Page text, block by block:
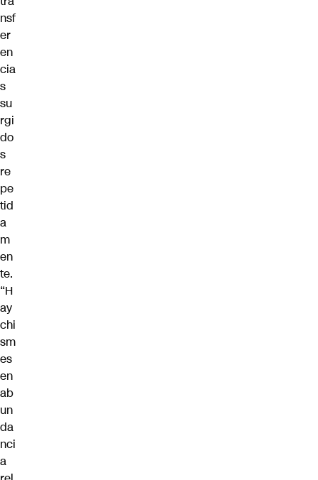
nsf
er
en
cia
s
su
rgi
do
s
re
pe
tid
a
m
en
te.
“H
ay
chi
sm
es
en
ab
un
da
nci
a